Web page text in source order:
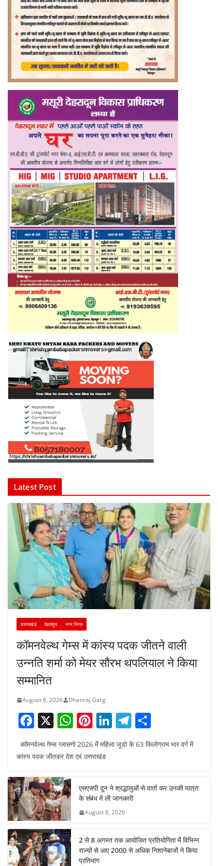
Latest Post
उत्तराखंड देहरादून नगर निगम
कॉमनवेल्थ गेम्स में कांस्य पदक जीतने वाली
उन्नति शर्मा को मेयर सौरभ थपलियाल ने किया
सम्मानित
August 8, 2026 Dhanraj Garg
F
a
c
b
o
o
k
X W
h
at
s
A
p
p
Pi
nt
er
st
Li
k
dI
n
T
e
a
m
h
ar
कॉमनवेल्थ गेम्स ग्लासगो 2026 में महिला जूडो के 63 किलोग्राम भार वर्ग में
कांस्य पदक जीतकर देश एवं उत्तराखंड
एसएसपी दून ने श्रद्धालुओं से वार्ता कर उनकी यात्रा
के संबंध में ली जानकारी
August 8, 2026
2 से 8 अगस्त तक आयोजित प्रतियोगिता में विभिन्न
राज्यों से आए 2000 से अधिक निशानेबाजों ने किया
प्रतिभाग